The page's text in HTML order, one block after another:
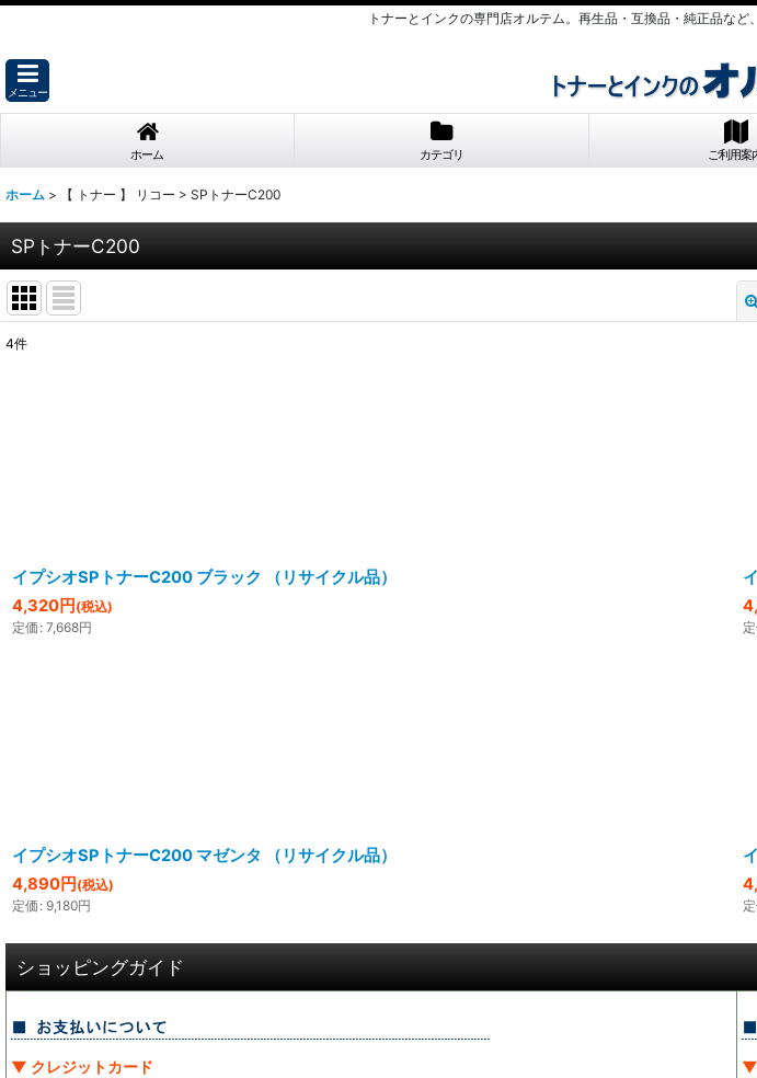
トナーとインクの専門店オルテム。再生品・互換品・純正品な
メニュー
ホーム カテゴリ ご利用案
ホーム > 【 トナー 】 リコー > SPトナーC200
SPトナーC200
4件
イプシオSPトナーC200 ブラック （リサイクル品）
4,320円 (税込)
定価 : 7,668円
イプシオSPトナーC200 マゼンタ （リサイクル品）
4,890円 (税込)
定価 : 9,180円
ショッピングガイド
▼ クレジットカード
▼